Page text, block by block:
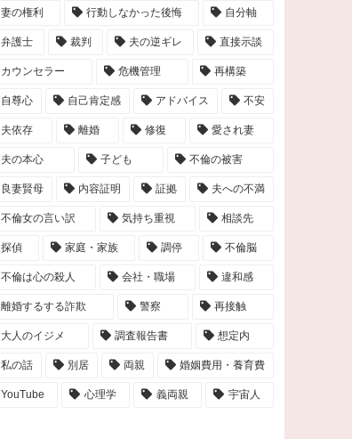
妻の権利 行動しなかった後悔 自分軸
弁護士 裁判 夫の逆ギレ 直接示談
カウンセラー 危機管理 再構築
自尊心 自己肯定感 アドバイス 不安
夫依存 離婚 修復 愛され妻
夫の本心 子ども 不倫の被害
良妻賢母 内容証明 証拠 夫への不満
不倫女の言い訳 気持ち重視 相談先
探偵 家庭・家族 調停 不倫脳
不倫は心の殺人 会社・職場 違和感
離婚するする詐欺 警察 再接触
大人のイジメ 調査報告書 想定内
私の話 別居 両親 婚姻費用・養育費
YouTube 心理学 義両親 宇宙人